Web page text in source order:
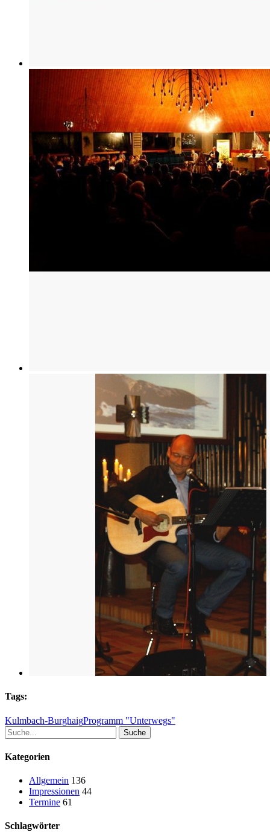
Tags:
Kulmbach-BurghaigProgramm "Unterwegs"
Suche
Kategorien
Allgemein 136
Impressionen 44
Termine 61
Schlagwörter